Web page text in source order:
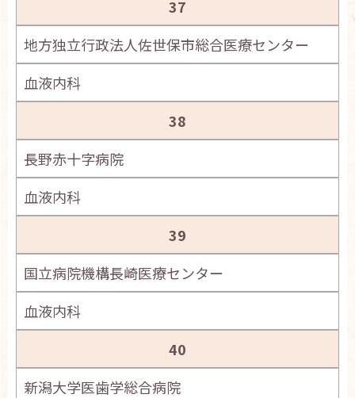
37
地方独立行政法人佐世保市総合医療センター
血液内科
38
長野赤十字病院
血液内科
39
国立病院機構長崎医療センター
血液内科
40
新潟大学医歯学総合病院